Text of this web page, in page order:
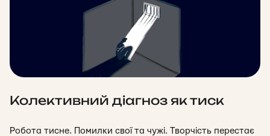
Колективний діагноз як тиск
Робота тисне. Помилки свої та чужі. Творчість перестає